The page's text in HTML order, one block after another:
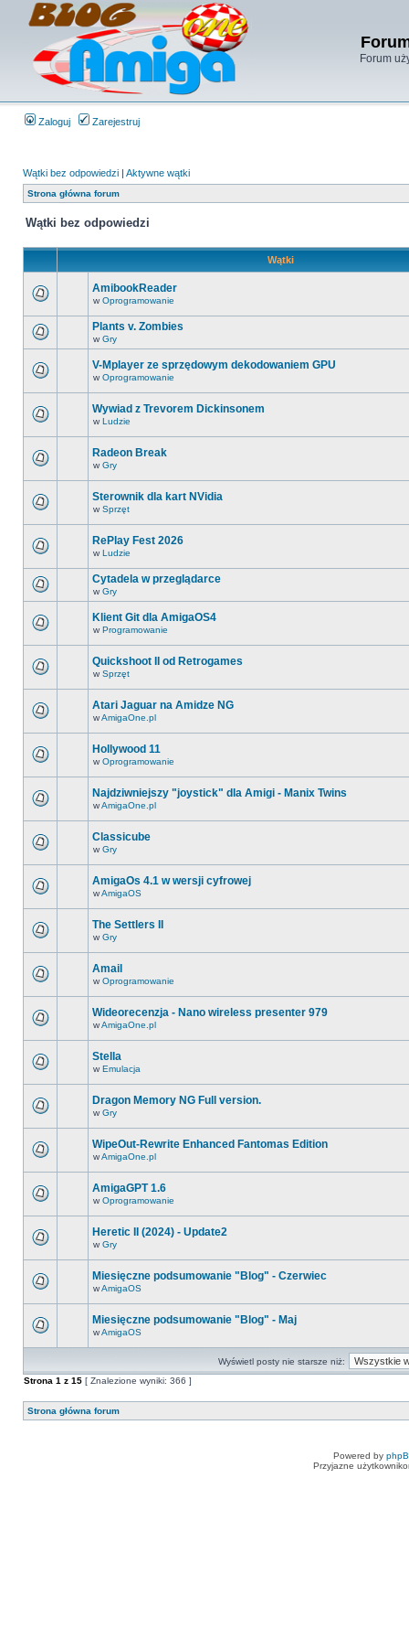
Forum
Zaloguj Zarejestruj
Wątki bez odpowiedzi | Aktywne wątki
Strona główna forum
Wątki bez odpowiedzi
Wątki
AmibookReader
w Oprogramowanie
Plants v. Zombies
w Gry
V-Mplayer ze sprzędowym dekodowaniem GPU
w Oprogramowanie
Wywiad z Trevorem Dickinsonem
w Ludzie
Radeon Break
w Gry
Sterownik dla kart NVidia
w Sprzęt
RePlay Fest 2026
w Ludzie
Cytadela w przeglądarce
w Gry
Klient Git dla AmigaOS4
w Programowanie
Quickshoot II od Retrogames
w Sprzęt
Atari Jaguar na Amidze NG
wAmigaOne.pl
Hollywood 11
w Oprogramowanie
Najdziwniejszy "joystick" dla Amigi - Manix Twins
wAmigaOne.pl
Classicube
w Gry
AmigaOs 4.1 w wersji cyfrowej
wAmigaOS
The Settlers II
w Gry
Amail
w Oprogramowanie
Wideorecenzja - Nano wireless presenter 979
wAmigaOne.pl
Stella
w Emulacja
Dragon Memory NG Full version.
w Gry
WipeOut-Rewrite Enhanced Fantomas Edition
wAmigaOne.pl
AmigaGPT 1.6
w Oprogramowanie
Heretic II (2024) - Update2
w Gry
Miesięczne podsumowanie "Blog" - Czerwiec
wAmigaOS
Miesięczne podsumowanie "Blog" - Maj
wAmigaOS
Wyświetl posty nie starsze niż:
Strona 1 z 15 [ Znalezione wyniki: 366 ]
Strona główna forum
Powered by
Przyjazne